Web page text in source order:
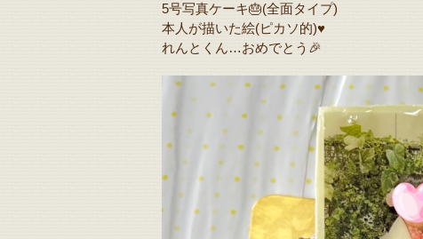
5号写真ケーキ🎂(全面タイプ)
本人が描いた絵(ピカソ的)♥️
れんとくん…おめでとう🎉